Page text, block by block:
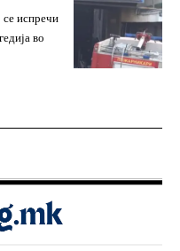
се испречи
во